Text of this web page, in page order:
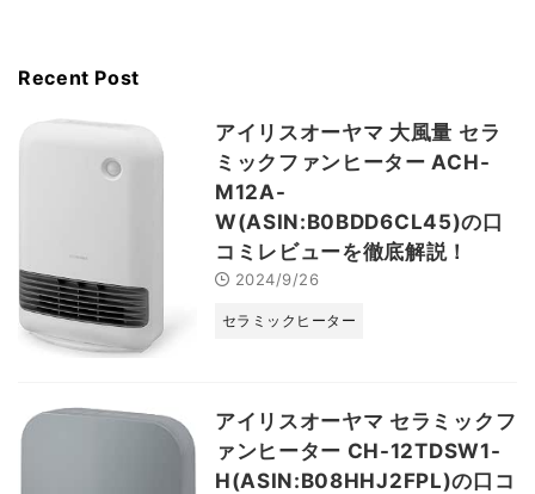
Recent Post
アイリスオーヤマ 大風量 セラ
ミックファンヒーター ACH-
M12A-
W(ASIN:B0BDD6CL45)の口
コミレビューを徹底解説！
2024/9/26
セラミックヒーター
アイリスオーヤマ セラミックフ
ァンヒーター CH-12TDSW1-
H(ASIN:B08HHJ2FPL)の口コ